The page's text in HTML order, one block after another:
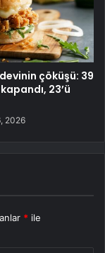
çöküşü: 39
23’ü
2026
* ile